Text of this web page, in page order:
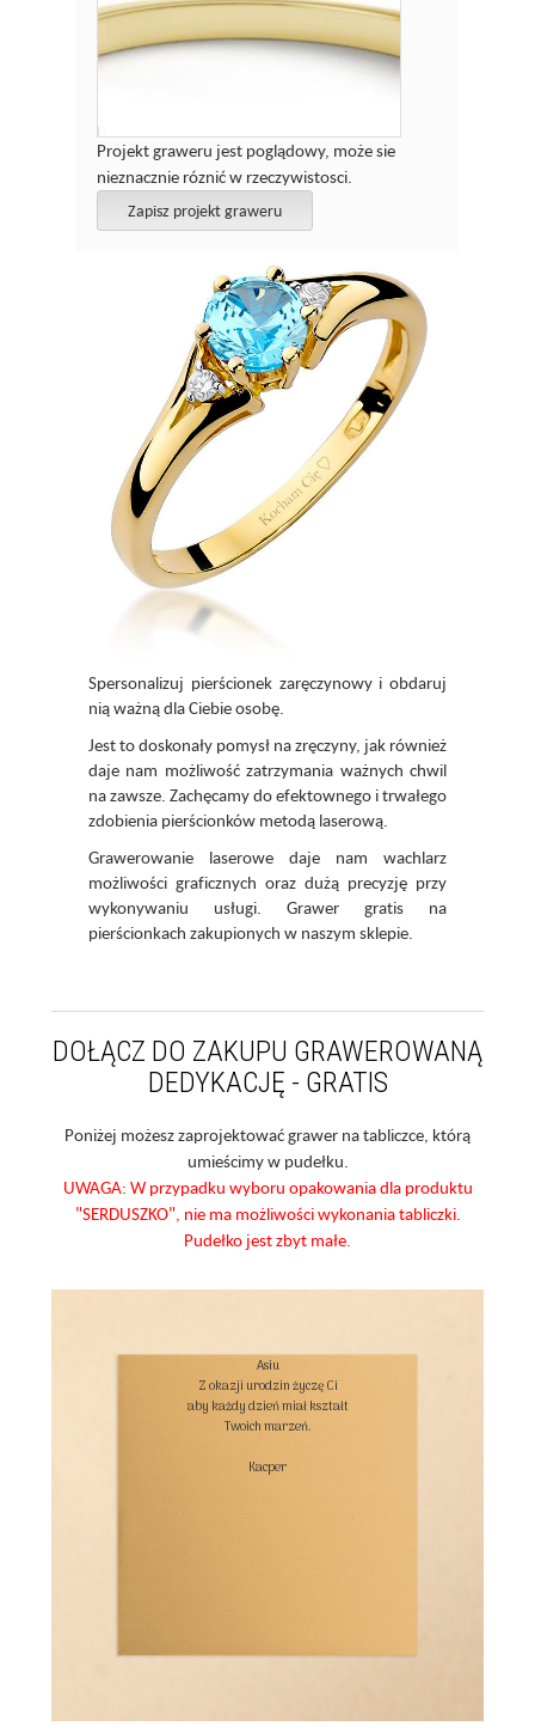
Projekt graweru jest poglądowy, może sie
nieznacznie róznić w rzeczywistosci.
Zapisz projekt graweru
Spersonalizuj pierścionek zaręczynowy i obdaruj
nią ważną dla Ciebie osobę.
Jest to doskonały pomysł na zręczyny, jak również
daje nam możliwość zatrzymania ważnych chwil
na zawsze. Zachęcamy do efektownego i trwałego
zdobienia pierścionków metodą laserową.
Grawerowanie laserowe daje nam wachlarz
możliwości graficznych oraz dużą precyzję przy
wykonywaniu usługi. Grawer gratis na
pierścionkach zakupionych w naszym sklepie.
DOŁĄCZ DO ZAKUPU GRAWEROWANĄ
DEDYKACJĘ - GRATIS
Poniżej możesz zaprojektować grawer na tabliczce, którą
umieścimy w pudełku.
UWAGA: W przypadku wyboru opakowania dla produktu
"SERDUSZKO", nie ma możliwości wykonania tabliczki.
Pudełko jest zbyt małe.
Asiu
Z okazji urodzin życzę Ci
aby każdy dzień miał kształt
Twoich marzeń.
Kacper